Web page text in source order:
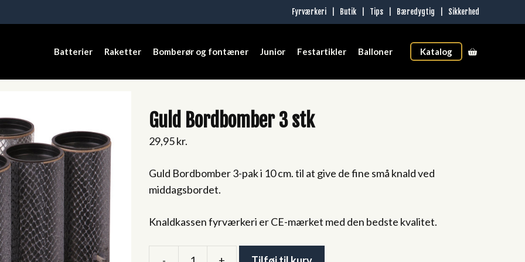
Fyrværkeri Butik Tips Bæredygtig Sikkerhed
Batterier Raketter Bomberør og fontæner Junior Festartikler Balloner Katalog
Guld Bordbomber 3 stk
29,95kr.
Guld Bordbomber 3-pak i 10 cm. til at give de fine små knald ved
middagsbordet.
Knaldkassen fyrværkeri er CE-mærket med den bedste kvalitet.